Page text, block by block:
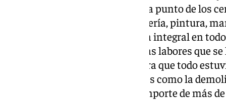
mantenimiento para la puesta a punto de los
arreglos de electricidad, carpintería, pintura,
cerrajería, fontanería y limpieza integral en
de pasos de peatones, entre otras labores que
distintas áreas municipales para que todo
realizado las obras más urgentes como la
del CEIP Pinar Hondo, por un importe de más